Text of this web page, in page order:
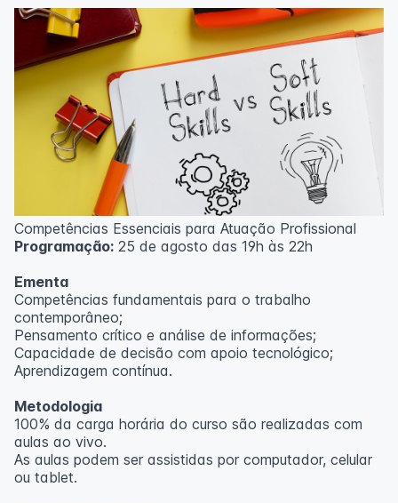
Competências Essenciais para Atuação Profissional
Programação: 25 de agosto das 19h às 22h
Ementa
Competências fundamentais para o trabalho
contemporâneo;
Pensamento crítico e análise de informações;
Capacidade de decisão com apoio tecnológico;
Aprendizagem contínua.
Metodologia
100% da carga horária do curso são realizadas com
aulas ao vivo.
As aulas podem ser assistidas por computador, celular
ou tablet.